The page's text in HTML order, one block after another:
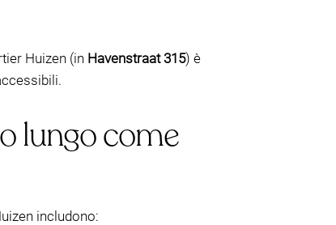
Huizen (in Havenstraat 315) è
lungo come
includono: